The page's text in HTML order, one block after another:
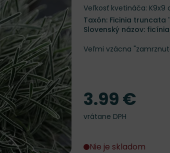
Veľkosť kvetináča: K9x9
Taxón: Ficinia truncata
Slovenský názov: ficínia
Veľmi vzácna
Cena
3.99 €
vrátane DPH
Nie je skladom